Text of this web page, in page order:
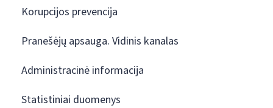
Korupcijos prevencija
Pranešėjų apsauga. Vidinis kanalas
Administracinė informacija
Statistiniai duomenys